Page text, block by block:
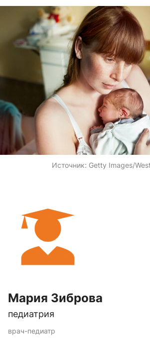
Источник: Getty Images/
Мария Зиброва
педиатрия
врач-педиатр